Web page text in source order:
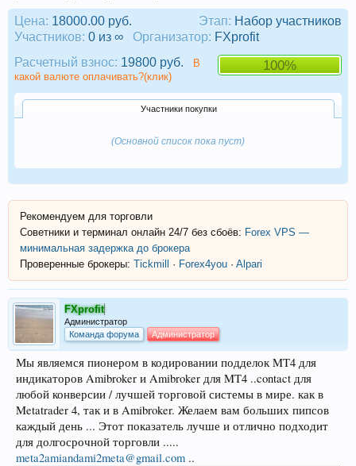
Этап: Набор участников
Цена: 18000.00 руб.
Участников: 0 из ∞ Организатор: FXprofit
100%
Расчетный взнос: 19800 руб.
В
какой валюте оплачивать?(клик)
Участники покупки
(Основной список пока пуст)
Рекомендуем для торговли
Советники и терминал онлайн 24/7 без сбоёв: Forex VPS —
минимальная задержка до брокера
Проверенные брокеры: Tickmill · Forex4you · Alpari
FXprofit
Администратор
Команда форума
Администратор
Мы являемся пионером в кодировании подделок MT4 для
индикаторов Amibroker и Amibroker для MT4 ..contact для
любой конверсии / лучшей торговой системы в мире. как в
Metatrader 4, так и в Amibroker. Желаем вам больших пипсов
каждый день ... Этот показатель лучше и отлично подходит
для долгосрочной торговли .....
meta2amiandami2meta@gmail.com ..